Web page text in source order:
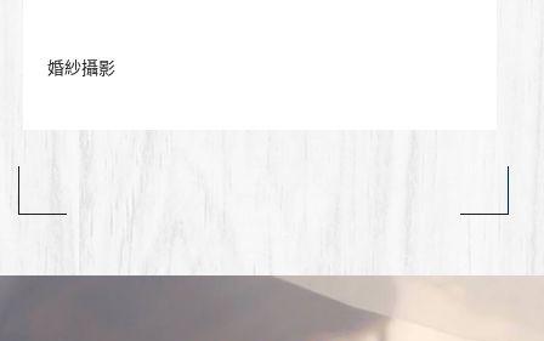
婚紗攝影